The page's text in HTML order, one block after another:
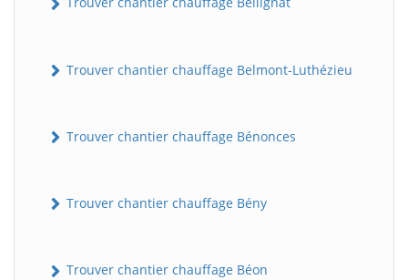
Trouver chantier chauffage Belmont-Luthézieu
Trouver chantier chauffage Bénonces
Trouver chantier chauffage Bény
Trouver chantier chauffage Béon